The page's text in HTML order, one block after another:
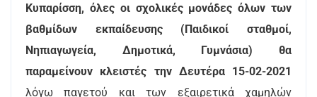
Κυπαρίσση, όλες οι σχολικές μονάδες όλων των
βαθμίδων εκπαίδευσης (Παιδικοί σταθμοί,
Νηπιαγωγεία, Δημοτικά, Γυμνάσια) θα
παραμείνουν κλειστές την Δευτέρα 15-02-2021
λόγω παγετού και των εξαιρετικά χαμηλών